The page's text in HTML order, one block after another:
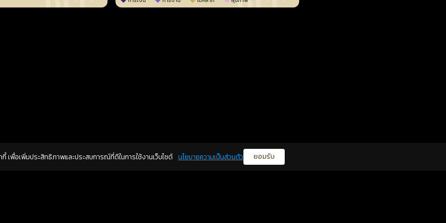
กี้ เพื่อเพิ่มประสิทธิภาพและประสบการณ์ที่ดีในการใช้งานเว็บไซต์ นโยบายความเป็นส่วนตัว ยอมรับ